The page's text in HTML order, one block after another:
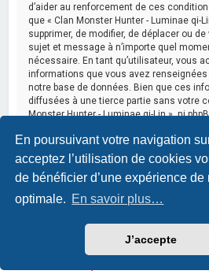
En poursuivant votre navigation
acceptez l’utilisation de cookies
de bénéficier d’une expérience de
optimale. En savoir plus…
J’accepte
d’aider au renforcement de ces
que « Clan Monster Hunter - Luminae qi-
supprimer, de modifier, de déplacer ou de
sujet et message à n’importe quel
nécessaire. En tant qu’utilisateur, vous
informations que vous avez
notre base de données. Bien que ces
diffusées à une tierce partie sans votre
Monster Hunter - Luminae qi-Lin », ni
comme responsables en cas de
visant à compromettre vos données.
phpBB